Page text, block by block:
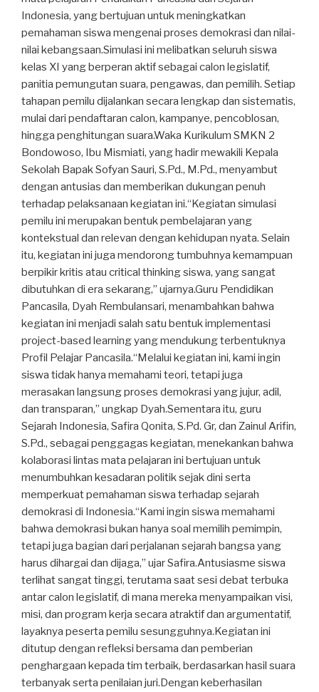
Indonesia, yang bertujuan untuk meningkatkan
pemahaman siswa mengenai proses demokrasi dan nilai-
nilai kebangsaan.Simulasi ini melibatkan seluruh siswa
kelas XI yang berperan aktif sebagai calon legislatif,
panitia pemungutan suara, pengawas, dan pemilih. Setiap
tahapan pemilu dijalankan secara lengkap dan sistematis,
mulai dari pendaftaran calon, kampanye, pencoblosan,
hingga penghitungan suara.Waka Kurikulum SMKN 2
Bondowoso, Ibu Mismiati, yang hadir mewakili Kepala
Sekolah Bapak Sofyan Sauri, S.Pd., M.Pd., menyambut
dengan antusias dan memberikan dukungan penuh
terhadap pelaksanaan kegiatan ini.“Kegiatan simulasi
pemilu ini merupakan bentuk pembelajaran yang
kontekstual dan relevan dengan kehidupan nyata. Selain
itu, kegiatan ini juga mendorong tumbuhnya kemampuan
berpikir kritis atau critical thinking siswa, yang sangat
dibutuhkan di era sekarang,” ujarnya.Guru Pendidikan
Pancasila, Dyah Rembulansari, menambahkan bahwa
kegiatan ini menjadi salah satu bentuk implementasi
project-based learning yang mendukung terbentuknya
Profil Pelajar Pancasila.“Melalui kegiatan ini, kami ingin
siswa tidak hanya memahami teori, tetapi juga
merasakan langsung proses demokrasi yang jujur, adil,
dan transparan,” ungkap Dyah.Sementara itu, guru
Sejarah Indonesia, Safira Qonita, S.Pd. Gr, dan Zainul Arifin,
S.Pd., sebagai penggagas kegiatan, menekankan bahwa
kolaborasi lintas mata pelajaran ini bertujuan untuk
menumbuhkan kesadaran politik sejak dini serta
memperkuat pemahaman siswa terhadap sejarah
demokrasi di Indonesia.“Kami ingin siswa memahami
bahwa demokrasi bukan hanya soal memilih pemimpin,
tetapi juga bagian dari perjalanan sejarah bangsa yang
harus dihargai dan dijaga,” ujar Safira.Antusiasme siswa
terlihat sangat tinggi, terutama saat sesi debat terbuka
antar calon legislatif, di mana mereka menyampaikan visi,
misi, dan program kerja secara atraktif dan argumentatif,
layaknya peserta pemilu sesungguhnya.Kegiatan ini
ditutup dengan refleksi bersama dan pemberian
penghargaan kepada tim terbaik, berdasarkan hasil suara
terbanyak serta penilaian juri.Dengan keberhasilan